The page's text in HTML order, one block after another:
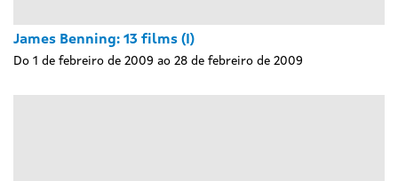
James Benning: 13 films (I)
Do 1 de febreiro de 2009 ao 28 de febreiro de 2009